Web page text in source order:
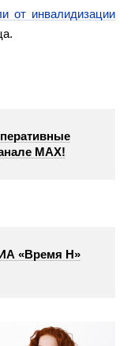
от инвалидизации
МАХ!
«Время Н»